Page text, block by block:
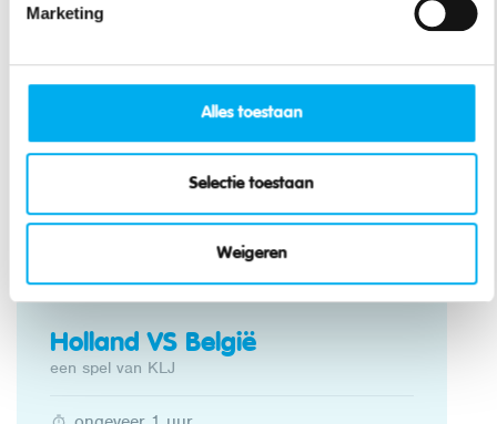
Marketing
Alles toestaan
Selectie toestaan
Weigeren
Eurotrip op congé
Buiten / binnen
matig
Holland VS België
een spel van KLJ